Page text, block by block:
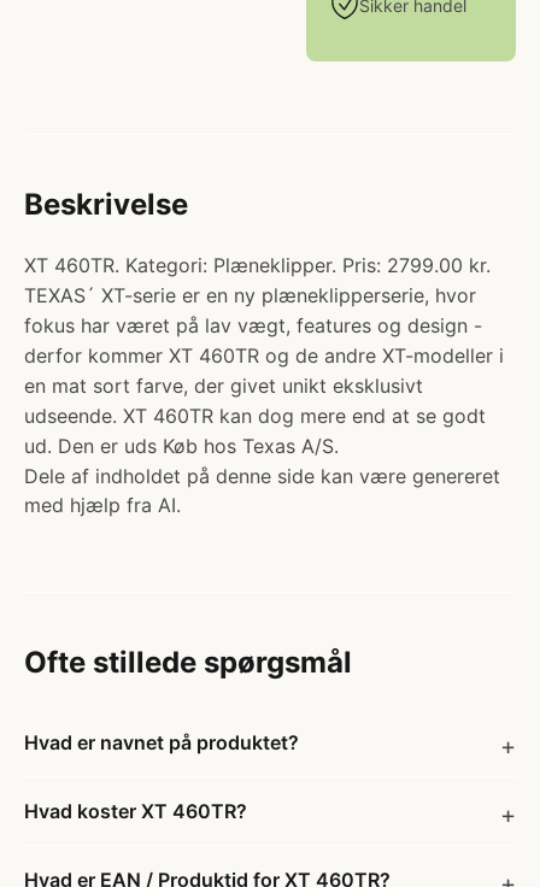
Sikker handel
Beskrivelse
XT 460TR. Kategori: Plæneklipper. Pris: 2799.00 kr.
TEXAS´ XT-serie er en ny plæneklipperserie, hvor
fokus har været på lav vægt, features og design -
derfor kommer XT 460TR og de andre XT-modeller i
en mat sort farve, der givet unikt eksklusivt
udseende. XT 460TR kan dog mere end at se godt
ud. Den er uds Køb hos Texas A/S.
Dele af indholdet på denne side kan være genereret
med hjælp fra AI.
Ofte stillede spørgsmål
Hvad er navnet på produktet?
Hvad koster XT 460TR?
Hvad er EAN / Produktid for XT 460TR?